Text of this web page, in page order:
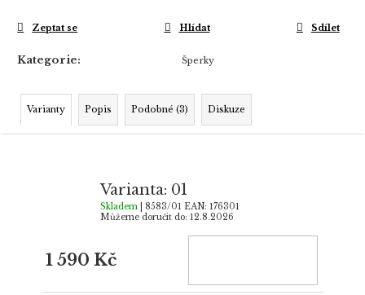
Kategorie: Šperky
Zeptat se Hlídat Sdílet
Varianty Popis Podobné (3) Diskuze
Varianta: 01
Skladem | 8583/01EAN: 176301
Můžeme doručit do: 12.8.2026
1 590 Kč